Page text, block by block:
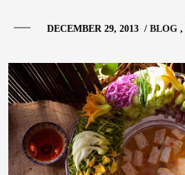
DECEMBER 29, 2013 / BLOG